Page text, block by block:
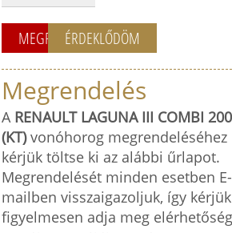
MEGRENDELEM
ÉRDEKLŐDÖM
Megrendelés
A RENAULT LAGUNA III COMBI
(KT)vonóhorog megrendeléséhez
kérjük töltse ki az alábbi űrlapot.
Megrendelését minden esetben E-
mailben visszaigazoljuk, így kérjük
figyelmesen adja meg